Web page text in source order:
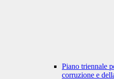
Piano triennale
corruzione e